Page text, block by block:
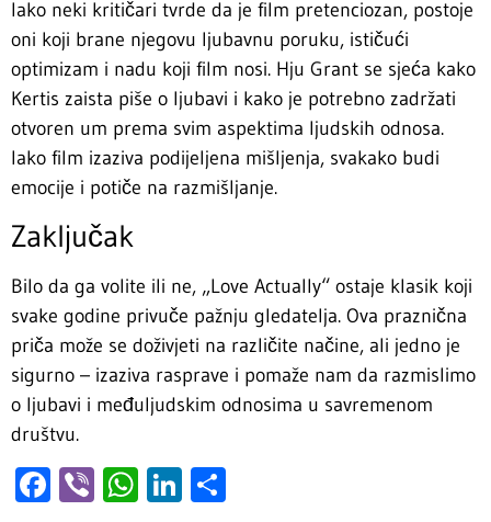
Iako neki kritičari tvrde da je film pretenciozan, postoje
oni koji brane njegovu ljubavnu poruku, ističući
optimizam i nadu koji film nosi. Hju Grant se sjeća kako
Kertis zaista piše o ljubavi i kako je potrebno zadržati
otvoren um prema svim aspektima ljudskih odnosa.
Iako film izaziva podijeljena mišljenja, svakako budi
emocije i potiče na razmišljanje.
Zaključak
Bilo da ga volite ili ne, „Love Actually“ ostaje klasik koji
svake godine privuče pažnju gledatelja. Ova praznična
priča može se doživjeti na različite načine, ali jedno je
sigurno – izaziva rasprave i pomaže nam da razmislimo
o ljubavi i međuljudskim odnosima u savremenom
društvu.
Facebook
ViberWhatsApp
LinkedIn